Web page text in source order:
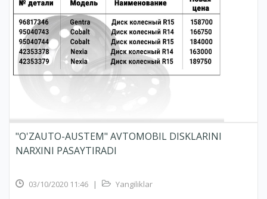
"O'ZAUTO-AUSTEM" AVTOMOBIL DISKLARINI
NARXINI PASAYTIRADI
03/10/2020 11:46 |
Yangiliklar